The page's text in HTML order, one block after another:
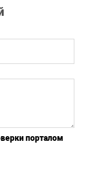
порталом